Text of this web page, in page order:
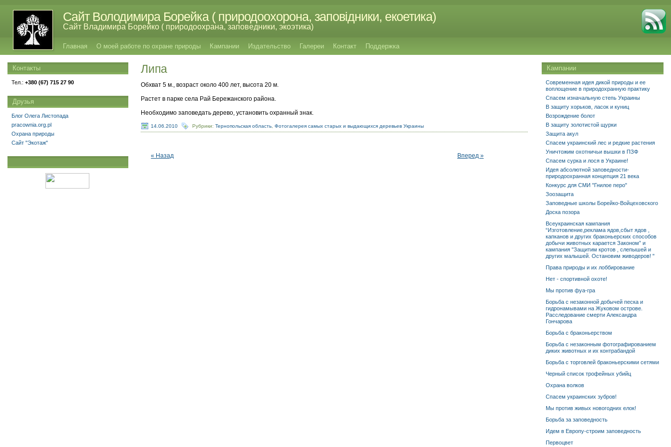
Сайт Володимира Борейка ( природоохорона, заповідники, екоетика)
Сайт Владимира Борейко ( природоохрана, заповедники, экоэтика)
Главная О моей работе по охране природы Кампании Издательство Галереи Контакт Поддержка
Липа
Обхват 5 м., возраст около 400 лет, высота 20 м.
Растет в парке села Рай Бережанского района.
Необходимо заповедать дерево, установить охранный знак.
14.06.2010 Рубрики:Тернопольская область ,Фотогалерея самых старых и выдающихся деревьев Украины
« Назад Вперед »
Кампании
Современная идея дикой природы и ее
воплощение в природохранную практику
Спасем изначальную степь Украины
В защиту хорьков, ласок и куниц
Возрождение болот
В защиту золотистой щурки
Защита акул
Спасем украинский лес и редкие растения
Уничтожим охотничьи вышки в ПЗФ
Спасем сурка и лося в Украине!
Идея абсолютной заповедности-
природоохранная концепция 21 века
Конкурс для СМИ "Гнилое перо"
Зоозащита
Заповедные школы Борейко-Войцеховского
Доска позора
Всеукраинская кампания
“Изготовление,реклама ядов,сбыт ядов ,
капканов и других браконьерских способов
добычи животных карается Законом” и
кампания "Защитим кротов , слепышей и
других малышей. Остановим живодеров! "
Права природы и их лоббирование
Нет - спортивной охоте!
Мы против фуа-гра
Борьба с незаконной добычей песка и
гидронамывами на Жуковом острове.
Расследование смерти Александра
Гончарова
Борьба с браконьерством
Борьба с незаконным фотографированием
диких животных и их контрабандой
Борьба с торговлей браконьерскими сетями
Черный список трофейных убийц
Охрана волков
Спасем украинских зубров!
Мы против живых новогодних елок!
Борьба за заповедность
Идем в Европу-строим заповедность
Первоцвет
Контакты
Тел.: +380 (67) 715 27 90
Друзья
Блог Олега Листопада
pracownia.org.pl
Охрана природы
Сайт "Экотаж"